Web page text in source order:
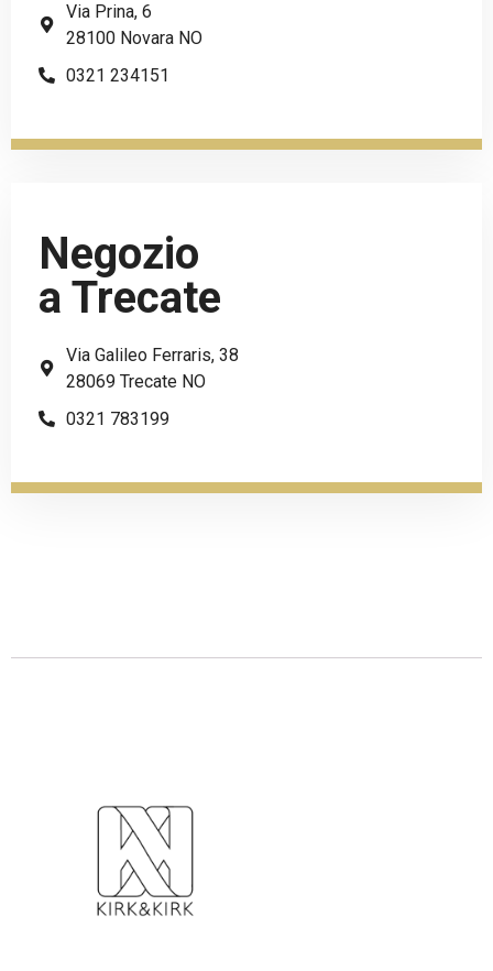
Via Prina, 6
28100 Novara NO
0321 234151
Negozio
a Trecate
Via Galileo Ferraris, 38
28069 Trecate NO
0321 783199